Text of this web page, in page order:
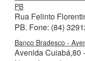
PB
Rua Felinto
PB. Fone: (84)
Banco Bradesco -
Avenida Cuiabá,80